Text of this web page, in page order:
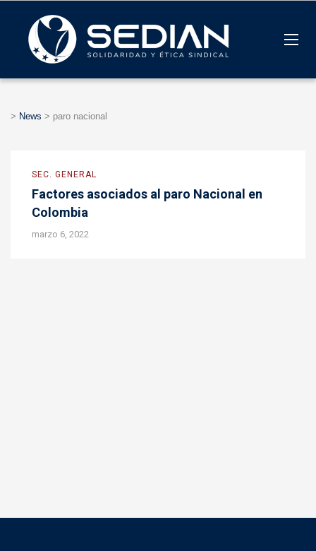
> News > paro nacional
SEC. GENERAL
Factores asociados al paro Nacional en
Colombia
marzo 6, 2022